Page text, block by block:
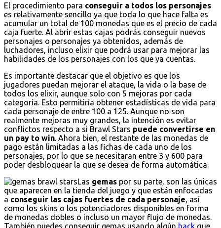
El procedimiento para conseguir a todos los personajes
es relativamente sencillo ya que toda lo que hace falta es
acumular un total de 100 monedas que es el precio de cada
caja fuerte. Al abrir estas cajas podrás conseguir nuevos
personajes o personajes ya obtenidos, además de
luchadores, incluso elixir que podrá usar para mejorar las
habilidades de los personajes con los que ya cuentas.
Es importante destacar que el objetivo es que los
jugadores puedan mejorar el ataque, la vida o la base de
todos los elixir, aunque solo con 5 mejoras por cada
categoría. Esto permitiría obtener estadísticas de vida para
cada personaje de entre 100 a 125. Aunque no son
realmente mejoras muy grandes, la intención es evitar
conflictos respecto a si Brawl Stars puede convertirse en
un pay to win . Ahora bien, el restante de las monedas de
pago están limitadas a las fichas de cada uno de los
personajes, por lo que se necesitaran entre 3 y 600 para
poder desbloquear la que se desea de forma automática.
Las gemas por su parte, son las únicas
que aparecen en la tienda del juego y que están enfocadas
a conseguir las cajas fuertes de cada personaje , así
como los skins o los potenciadores disponibles en forma
de monedas dobles o incluso un mayor flujo de monedas.
También puedes conseguir gemas usando algún hack que